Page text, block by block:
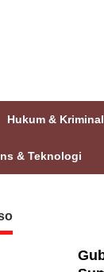
Hukum & Kriminal
& Teknologi